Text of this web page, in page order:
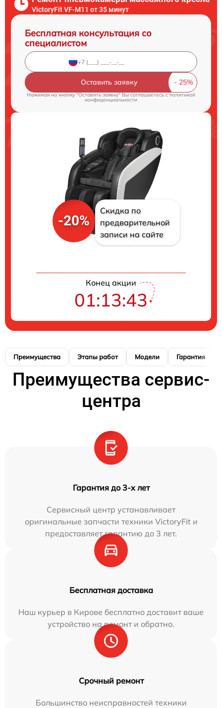
VictoryFit VF-M11 от 35 минут
Бесплатная консультация со
специалистом
Оставить заявку
Нажимая на кнопку "Оставить заявку" Вы соглашаетесь cполитикой
конфиденциальности
-20%
Скидка по
предварительной
записи на сайте
Конец акции
01:13:42
Преимущества Этапы работ Модели Гарантия
Преимущества сервис-
центра
Гарантия до 3-х лет
Сервисный центр устанавливает
оригинальные запчасти техники VictoryFit и
предоставляет гарантию до 3 лет.
Бесплатная доставка
Наш курьер в Кирове бесплатно доставит ваше
устройство на ремонт и обратно.
Срочный ремонт
Большинство неисправностей техники